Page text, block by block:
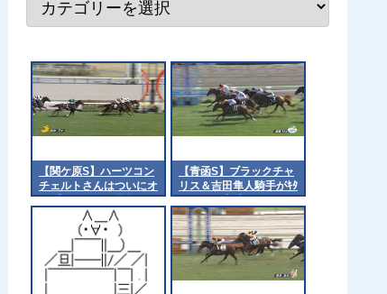
【関ケ原S】ハーツコン
チェルトさんはついにオ
ープンクラスへ昇格でき
【青函S】ブラックチャ
リス＆吉田隼人騎手がｷﾀ
━━━━(ﾟ∀ﾟ)━━━━!!